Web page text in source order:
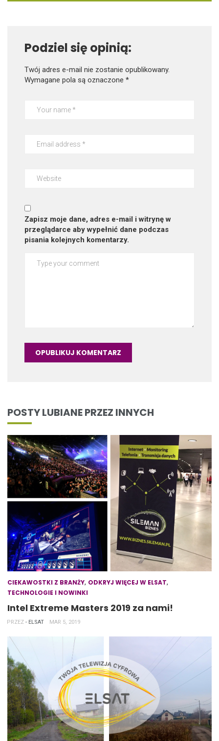
Podziel się opinią:
Twój adres e-mail nie zostanie opublikowany.
Wymagane pola są oznaczone *
Zapisz moje dane, adres e-mail i witrynę w
przeglądarce aby wypełnić dane podczas
pisania kolejnych komentarzy.
POSTY LUBIANE PRZEZ INNYCH
CIEKAWOSTKI Z BRANŻY, ODKRYJ WIĘCEJ W ELSAT,
TECHNOLOGIE I NOWINKI
Intel Extreme Masters 2019 za nami!
PRZEZ - ELSAT MAR 5, 2019